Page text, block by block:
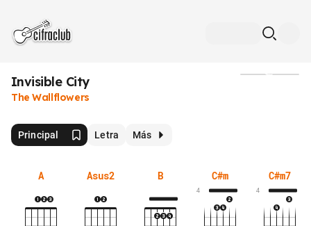
Invisible City
The Wallflowers
Principal Letra Más
A Asus2 B C#m
4
C#m7
4